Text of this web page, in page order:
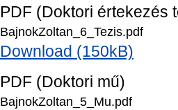
PDF (Doktori értekezés
BajnokZoltan_6_Tezis.pdf
Download (150kB)
PDF (Doktori mű)
BajnokZoltan_5_Mu.pdf